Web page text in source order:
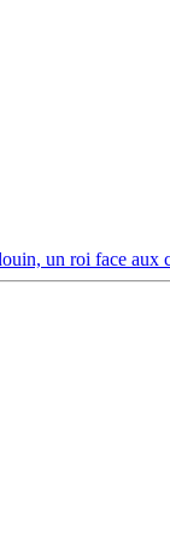
un roi face aux